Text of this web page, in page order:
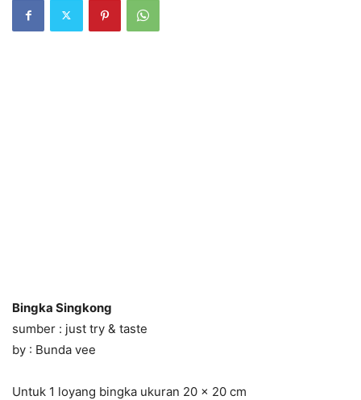
Bingka Singkong
sumber : just try & taste
by : Bunda vee
Untuk 1 loyang bingka ukuran 20 x 20 cm